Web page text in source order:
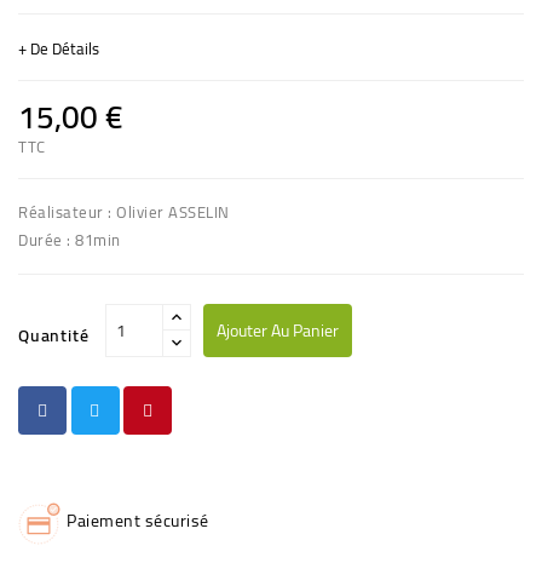
+ De Détails
15,00 €
TTC
Réalisateur : Olivier ASSELIN
Durée : 81min
Quantité Ajouter Au Panier
Paiement sécurisé